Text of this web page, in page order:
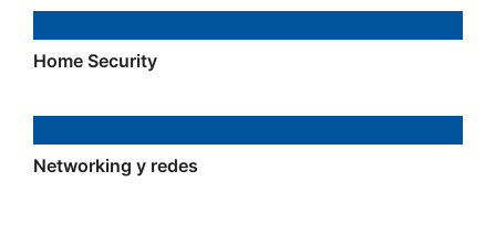
Home Security
Networking y redes